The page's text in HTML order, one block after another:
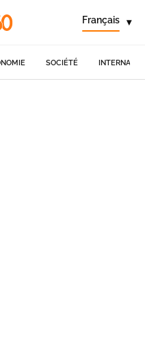
Français ▾
SOCIÉTÉ